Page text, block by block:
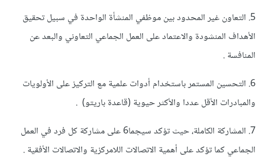
5. التعاون غير المحدود بين موظفي المنشأة الواحدة في سبيل تحقيق
الأهداف المنشودة والاعتماد على العمل الجماعي التعاوني والبعد عن
المنافسة .
6. التحسين المستمر باستخدام أدوات علمية مع التركيز على الأولويات
والمبادرات الأقل عددا والأكثر حيوية (قاعدة باريتو) .
7. المشاركة الكاملة، حيث تؤكد سيجما6 على مشاركة كل فرد في العمل
الجماعي كما تؤكد على أهمية الاتصالات اللامركزية والاتصالات الأفقية .